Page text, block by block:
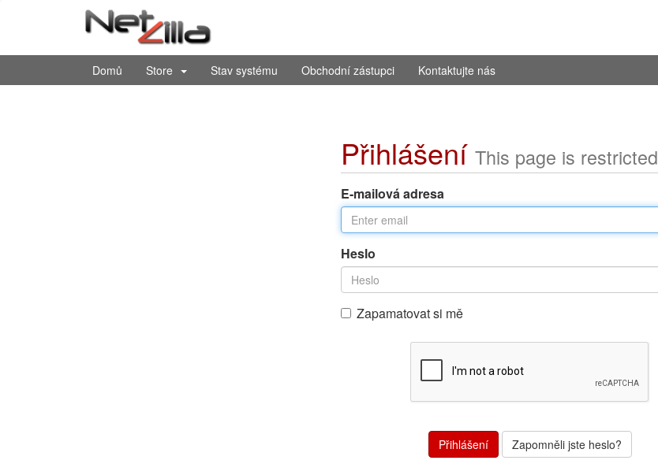
Domů Store Stav systému Obchodní zástupci Kontaktujte nás
Přihlášení This page is restricted
E-mailová adresa
Heslo
Zapamatovat si mě
Zapomněli jste heslo?